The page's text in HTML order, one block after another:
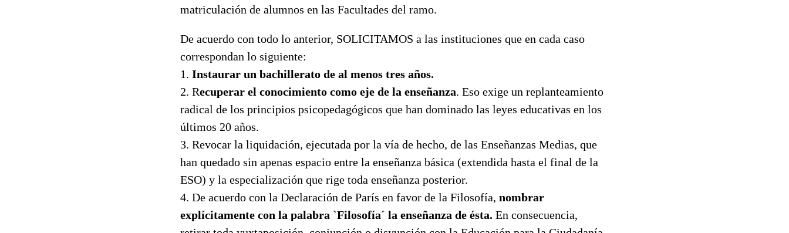
matriculación de alumnos en las Facultades del ramo.
De acuerdo con todo lo anterior, SOLICITAMOS a las instituciones que en cada caso
correspondan lo siguiente:
1. Instaurar un bachillerato de al menos tres años.
2. Recuperar el conocimiento como eje de la enseñanza. Eso exige un replanteamiento
radical de los principios psicopedagógicos que han dominado las leyes educativas en los
últimos 20 años.
3. Revocar la liquidación, ejecutada por la vía de hecho, de las Enseñanzas Medias, que
han quedado sin apenas espacio entre la enseñanza básica (extendida hasta el final de la
ESO) y la especialización que rige toda enseñanza posterior.
4. De acuerdo con la Declaración de París en favor de la Filosofía, nombrar
explícitamente con la palabra `Filosofía´ la enseñanza de ésta. En consecuencia,